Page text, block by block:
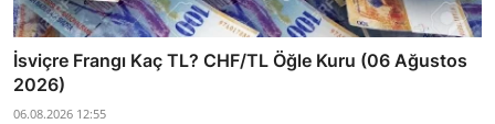
İsviçre Frangı Kaç TL? CHF/TL Öğle Kuru (06 Ağustos
2026)
06.08.2026 12:55